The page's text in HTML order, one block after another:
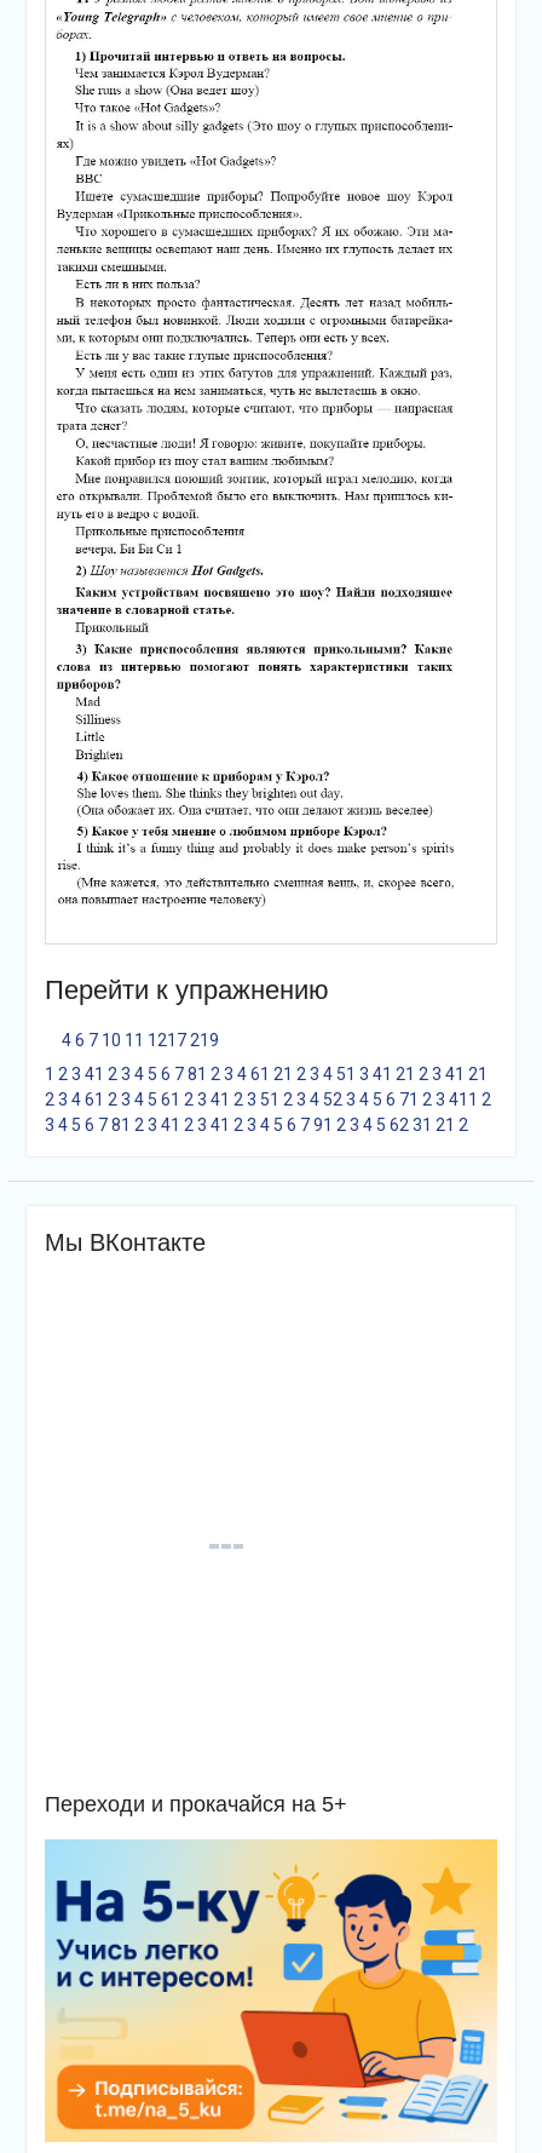
Перейти к упражнению
4 6 7 10 11 1217 219
1 2 3 41 2 3 4 5 6 7 81 2 3 4 61 21 2 3 4 51 3 41 21 2 3 41 21
2 3 4 61 2 3 4 5 61 2 3 41 2 3 51 2 3 4 52 3 4 5 6 71 2 3 41 1 2
3 4 5 6 7 81 2 3 41 2 3 41 2 3 4 5 6 7 91 2 3 4 5 62 31 21 2
Мы ВКонтакте
Переходи и прокачайся на 5+